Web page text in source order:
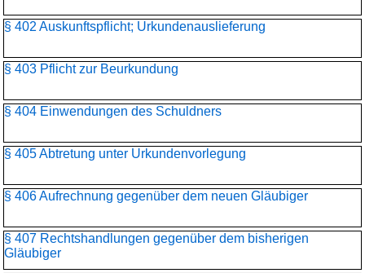
§ 402 Auskunftspflicht; Urkundenauslieferung
§ 403 Pflicht zur Beurkundung
§ 404 Einwendungen des Schuldners
§ 405 Abtretung unter Urkundenvorlegung
§ 406 Aufrechnung gegenüber dem neuen Gläubiger
§ 407 Rechtshandlungen gegenüber dem bisherigen
Gläubiger